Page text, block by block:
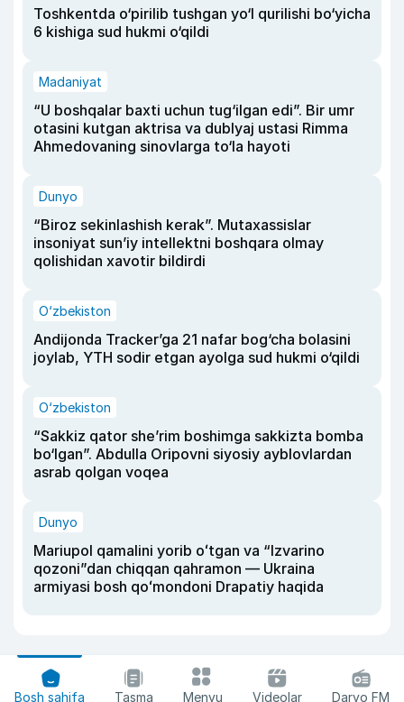
Toshkentda o‘pirilib tushgan yo‘l qurilishi bo‘yicha
6 kishiga sud hukmi o‘qildi
Madaniyat
“U boshqalar baxti uchun tug‘ilgan edi”. Bir umr
otasini kutgan aktrisa va dublyaj ustasi Rimma
Ahmedovaning sinovlarga to‘la hayoti
Dunyo
“Biroz sekinlashish kerak”. Mutaxassislar
insoniyat sun’iy intellektni boshqara olmay
qolishidan xavotir bildirdi
O‘zbekiston
Andijonda Tracker’ga 21 nafar bog‘cha bolasini
joylab, YTH sodir etgan ayolga sud hukmi o‘qildi
O‘zbekiston
“Sakkiz qator she’rim boshimga sakkizta bomba
bo‘lgan”. Abdulla Oripovni siyosiy ayblovlardan
asrab qolgan voqea
Dunyo
Mariupol qamalini yorib oʻtgan va “Izvarino
qozoni”dan chiqqan qahramon — Ukraina
armiyasi bosh qoʻmondoni Drapatiy haqida
Bosh sahifa Tasma Menyu Videolar Daryo FM